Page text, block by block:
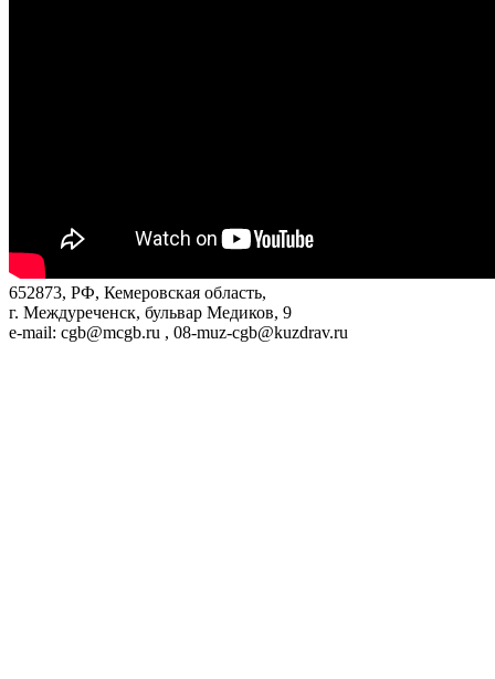
652873, РФ, Кемеровская область,
г. Междуреченск, бульвар Медиков, 9
e-mail: cgb@mcgb.ru , 08-muz-cgb@kuzdrav.ru